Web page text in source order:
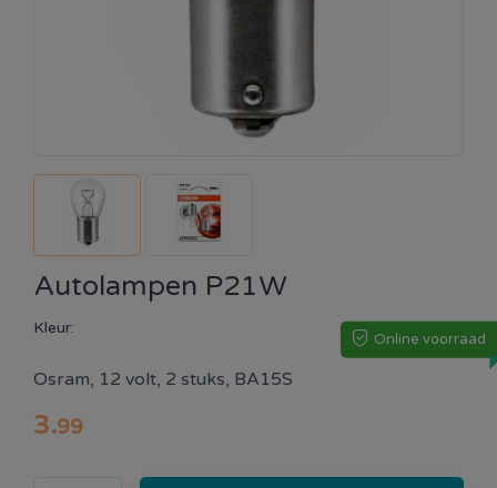
Autolampen P21W
Kleur:
Online voorraad
Osram, 12 volt, 2 stuks, BA15S
3.99